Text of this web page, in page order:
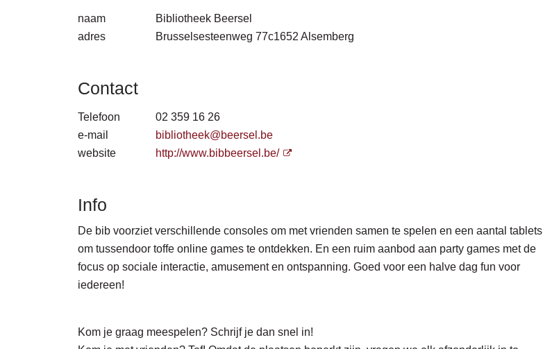
naam
Bibliotheek Beersel
adres
Brusselsesteenweg 77c1652Alsemberg
Contact
Telefoon
02 359 16 26
e-mail
bibliotheek@beersel.be
website
http://www.bibbeersel.be/
Info
De bib voorziet verschillende consoles om met vrienden samen te spelen en een aantal tablets
om tussendoor toffe online games te ontdekken. En een ruim aanbod aan party games met de
focus op sociale interactie, amusement en ontspanning. Goed voor een halve dag fun voor
iedereen!
Kom je graag meespelen? Schrijf je dan snel in!